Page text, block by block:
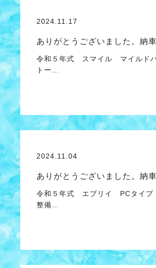
2024.11.17
ありがとうございました。納車
令和５年式 スマイル マイルド
トー…
2024.11.04
ありがとうございました。納車
令和５年式 エブリイ PCタイプ
整備…